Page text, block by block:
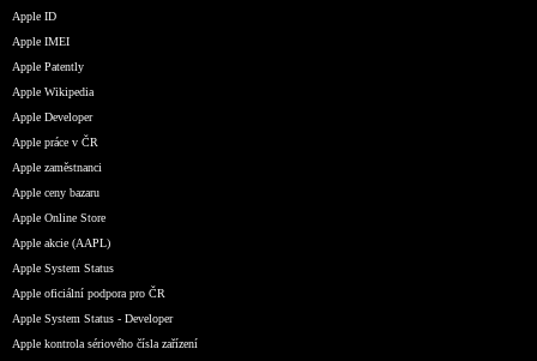
Apple ID
Apple IMEI
Apple Patently
Apple Wikipedia
Apple Developer
Apple práce v ČR
Apple zaměstnanci
Apple ceny bazaru
Apple Online Store
Apple akcie (AAPL)
Apple System Status
Apple oficiální podpora pro ČR
Apple System Status - Developer
Apple kontrola sériového čísla zařízení